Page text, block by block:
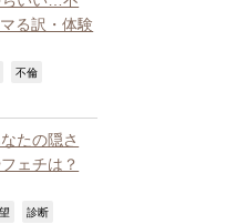
る訳・体験
不倫
たの隠さ
ェチは？
診断